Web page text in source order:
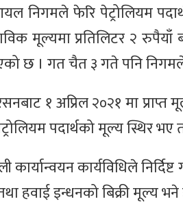
निगमले फेरि पेट्रोलियम
मूल्यमा प्रतिलिटर २
छ । गत चैत ३ गते पनि
१ अप्रिल २०२१ मा
पेट्रोलियम पदार्थको मूल्य
कार्यान्वयन कार्यविधिले
हवाई इन्धनको बिक्री मूल्य